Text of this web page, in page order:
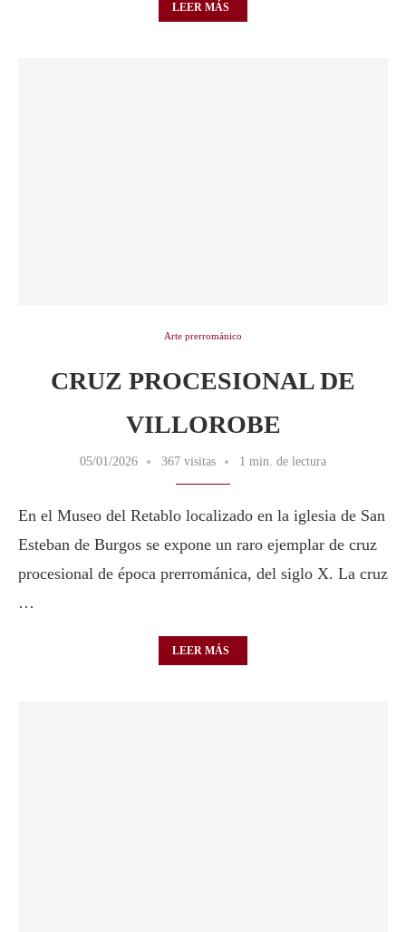
LEER MÁS
Arte prerrománico
CRUZ PROCESIONAL DE
VILLOROBE
05/01/2026 367 visitas 1 min. de lectura
En el Museo del Retablo localizado en la iglesia de San
Esteban de Burgos se expone un raro ejemplar de cruz
procesional de época prerrománica, del siglo X. La cruz
…
LEER MÁS